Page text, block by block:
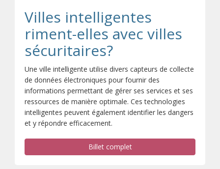
Villes intelligentes
riment-elles avec villes
sécuritaires?
Une ville intelligente utilise divers capteurs de collecte
de données électroniques pour fournir des
informations permettant de gérer ses services et ses
ressources de manière optimale. Ces technologies
intelligentes peuvent également identifier les dangers
et y répondre efficacement.
Billet complet